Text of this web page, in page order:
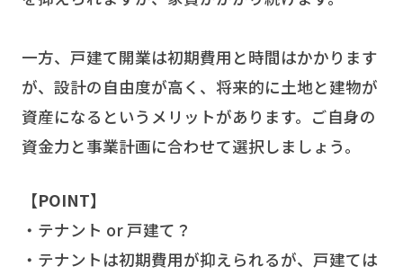
一方、戸建て開業は初期費用と時間はかかります
が、設計の自由度が高く、将来的に土地と建物が
資産になるというメリットがあります。ご自身の
資金力と事業計画に合わせて選択しましょう。
【POINT】
・テナント or 戸建て？
・テナントは初期費用が抑えられるが、戸建ては